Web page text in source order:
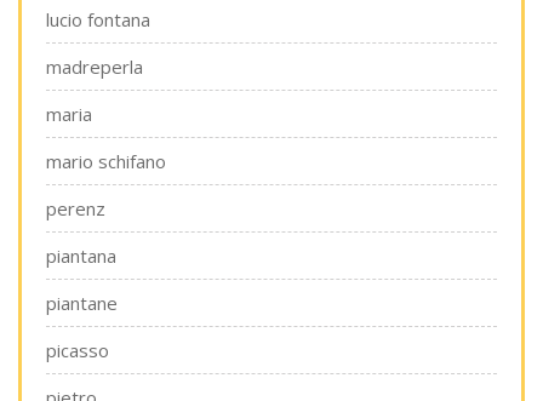
lucio fontana
madreperla
maria
mario schifano
perenz
piantana
piantane
picasso